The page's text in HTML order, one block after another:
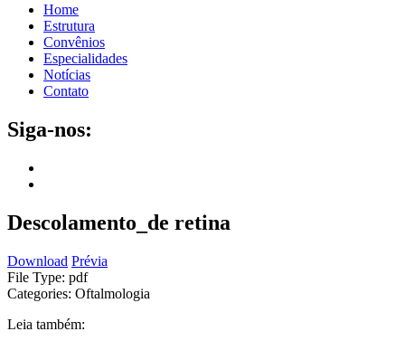
Home
Estrutura
Convênios
Especialidades
Notícias
Contato
Siga-nos:
Descolamento_de retina
Download Prévia
File Type: pdf
Categories: Oftalmologia
Leia também: